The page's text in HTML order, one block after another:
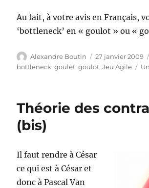
Au fait, à votre avis en Français,
‘bottleneck’ en « goulot » ou «
Auteur
Alexandre Boutin
Publié
le
27 janvier 2009
bottleneck,goulet,goulot,Jeu Agile
Théorie des
(bis)
Il faut rendre à César
ce qui est à César et
donc à Pascal Van